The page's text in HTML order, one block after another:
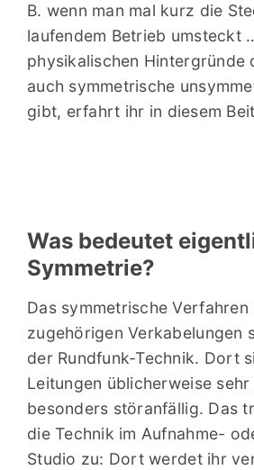
Stereo,STEREO, 07/
Balanced Phonopre
B. wenn man mal kurz die
laufendem Betrieb umsteckt
physikalischen Hintergründe
auch symmetrische
gibt, erfahrt ihr in diesem
Was bedeutet
Symmetrie?
Das symmetrische Verfahren
zugehörigen Verkabelungen
der Rundfunk-Technik. Dort
Leitungen üblicherweise
besonders störanfällig. Das
die Technik im Aufnahme-
Studio zu: Dort werdet ihr